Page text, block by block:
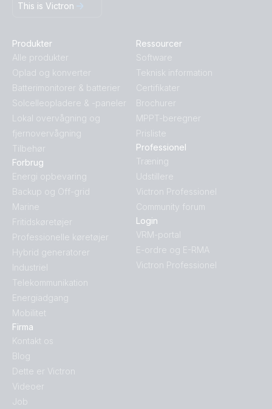
This is Victron
Produkter
Alle produkter
Oplad og konverter
Batterimonitorer & batterier
Solcelleopladere & -paneler
Lokal overvågning og
fjernovervågning
Tilbehør
Forbrug
Energi opbevaring
Backup og Off-grid
Marine
Fritidskøretøjer
Professionelle køretøjer
Hybrid generatorer
Industriel
Telekommunikation
Energiadgang
Mobilitet
Firma
Kontakt os
Blog
Dette er Victron
Videoer
Job
Ressourcer
Software
Teknisk information
Certifikater
Brochurer
MPPT-beregner
Prisliste
Professionel
Træning
Udstillere
Victron Professionel
Community forum
Login
VRM-portal
E-ordre og E-RMA
Victron Professionel